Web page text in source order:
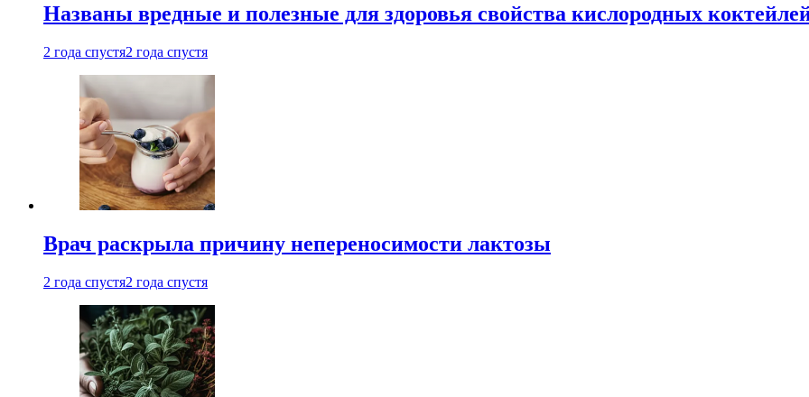
Названы вредные и полезные для здоровья свойства кислородных
2 года спустя2 года спустя
Врач раскрыла причину непереносимости лактозы
2 года спустя2 года спустя